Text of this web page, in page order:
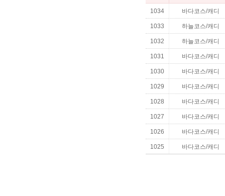
1034 바다코스/캐디
1033 하늘코스/캐디
1032 하늘코스/캐디
1031 바다코스/캐디
1030 바다코스/캐디
1029 바다코스/캐디
1028 바다코스/캐디
1027 바다코스/캐디
1026 바다코스/캐디
1025 바다코스/캐디